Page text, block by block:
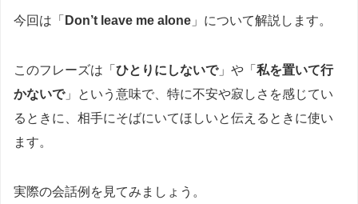
今回は「 Don’t leave me alone 」について解説します。
このフレーズは「 ひとりにしないで」や「 私を置いて行
かないで」という意味で、特に不安や寂しさを感じてい
るときに、相手にそばにいてほしいと伝えるときに使い
ます。
実際の会話例を見てみましょう。